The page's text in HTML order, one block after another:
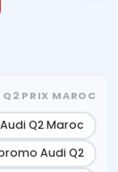
PRIX MAROC
Q2 Maroc
Audi Q2